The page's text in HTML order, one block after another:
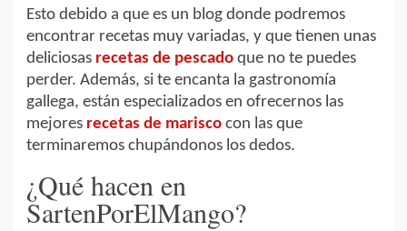
Esto debido a que es un blog donde podremos
encontrar recetas muy variadas, y que tienen unas
deliciosas recetas de pescado que no te puedes
perder. Además, si te encanta la gastronomía
gallega, están especializados en ofrecernos las
mejores recetas de marisco con las que
terminaremos chupándonos los dedos.
¿Qué hacen en
SartenPorElMango?